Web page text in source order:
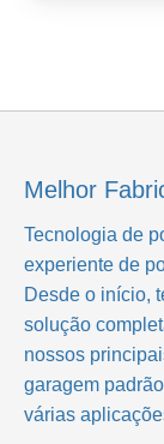
Melhor
Tecnologia de
experiente de
Desde o início,
solução
nossos
garagem
várias